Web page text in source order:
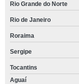
Rio Grande do Norte
Rio de Janeiro
Roraima
Sergipe
Tocantins
Aguaí